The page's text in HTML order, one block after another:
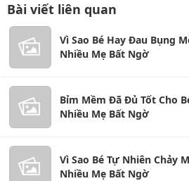
Bài viết liên quan
Vì Sao Bé Hay Đau Bụng
Nhiều Mẹ Bất Ngờ
Bỉm Mềm Đã Đủ Tốt Cho
Nhiều Mẹ Bất Ngờ
Vì Sao Bé Tự Nhiên Chảy
Nhiều Mẹ Bất Ngờ